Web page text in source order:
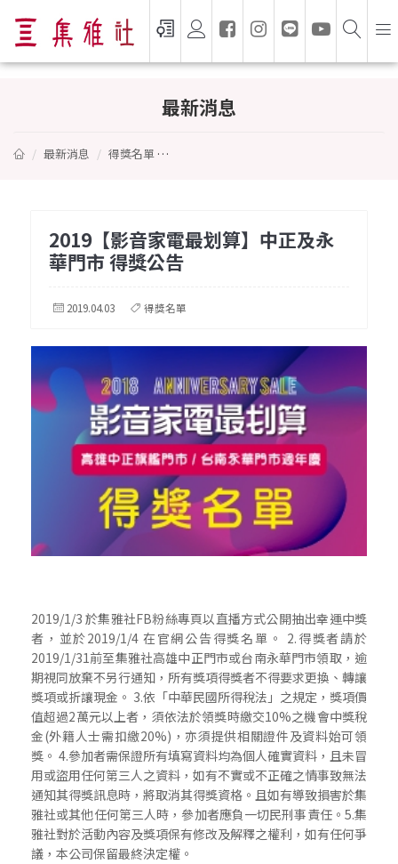
最新消息
最新消息 得獎名單
2019【影音家電最划算】中正及永
華門市 得獎公告
2019.04.03 得獎名單
2019/1/3 於集雅社FB粉絲專頁以直播方式公開抽出幸運中獎
者，並於2019/1/4 在官網公告得獎名單。 2.得獎者請於
2019/1/31前至集雅社高雄中正門市或台南永華門市領取，逾
期視同放棄不另行通知，所有獎項得獎者不得要求更換、轉讓
獎項或折讓現金。 3.依「中華民國所得稅法」之規定，獎項價
值超過2萬元以上者，須依法於領獎時繳交10%之機會中獎稅
金(外籍人士需扣繳20%)，亦須提供相關證件及資料始可領
獎。 4.參加者需保證所有填寫資料均為個人確實資料，且未冒
用或盜用任何第三人之資料，如有不實或不正確之情事致無法
通知其得獎訊息時，將取消其得獎資格。且如有導致損害於集
雅社或其他任何第三人時，參加者應負一切民刑事責任。5.集
雅社對於活動內容及獎項保有修改及解釋之權利，如有任何爭
議，本公司保留最終決定權。